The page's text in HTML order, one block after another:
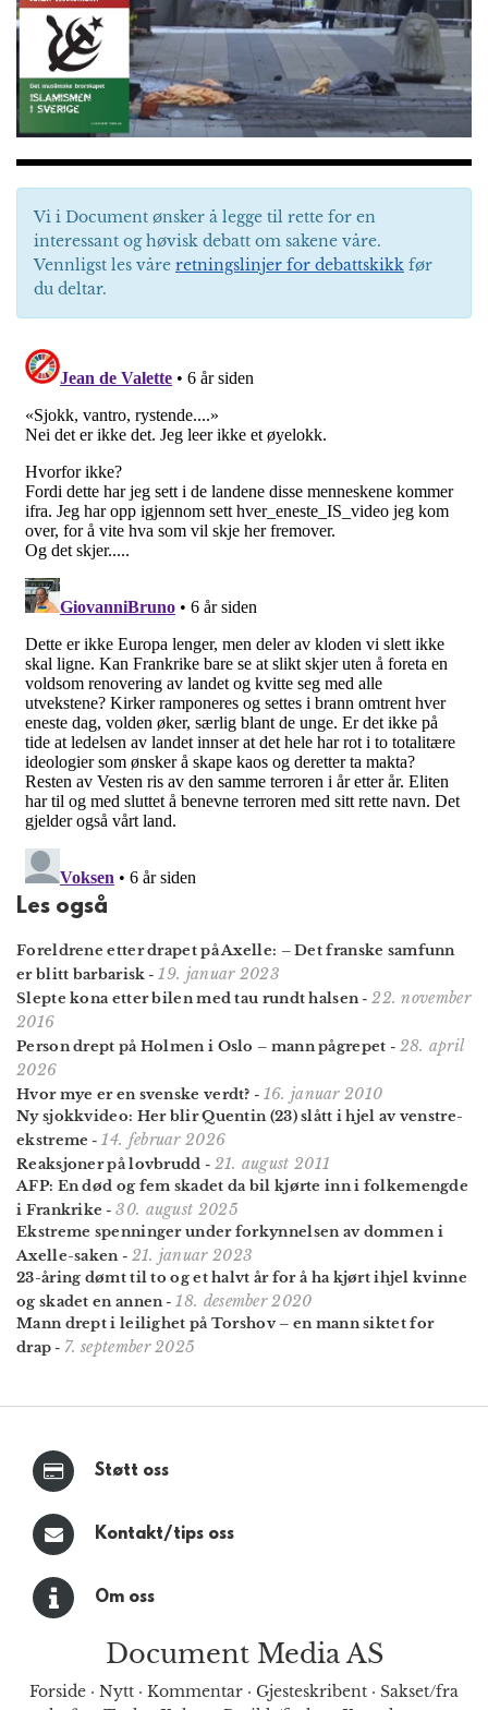
Vi i Document ønsker å legge til rette for en
interessant og høvisk debatt om sakene våre.
Vennligst les våre retningslinjer for debattskikk før
du deltar.
Les også
Foreldrene etter drapet på Axelle: – Det franske samfunn
er blitt barbarisk -19. januar 2023
Slepte kona etter bilen med tau rundt halsen-22. november
2016
Person drept på Holmen i Oslo – mann pågrepet - 28. april
2026
Hvor mye er en svenske verdt? - 16. januar 2010
Ny sjokkvideo: Her blir Quentin (23) slått i hjel av venstre-
ekstreme -14. februar 2026
Reaksjoner på lovbrudd - 21. august 2011
AFP: En død og fem skadet da bil kjørte inn i folkemengde
i Frankrike -30. august 2025
Ekstreme spenninger under for­kynnelsen av dommen i
Axelle-saken- 21. januar 2023
23-åring dømt til to og et halvt år for å ha kjørt ihjel kvinne
og skadet en annen-18. desember 2020
Mann drept i leilighet på Torshov – en mann siktet for
drap - 7. september 2025
Støtt oss
Kontakt/tips oss
Om oss
Document Media AS
Forside · Nytt · Kommentar · Gjesteskribent · Sakset/fra